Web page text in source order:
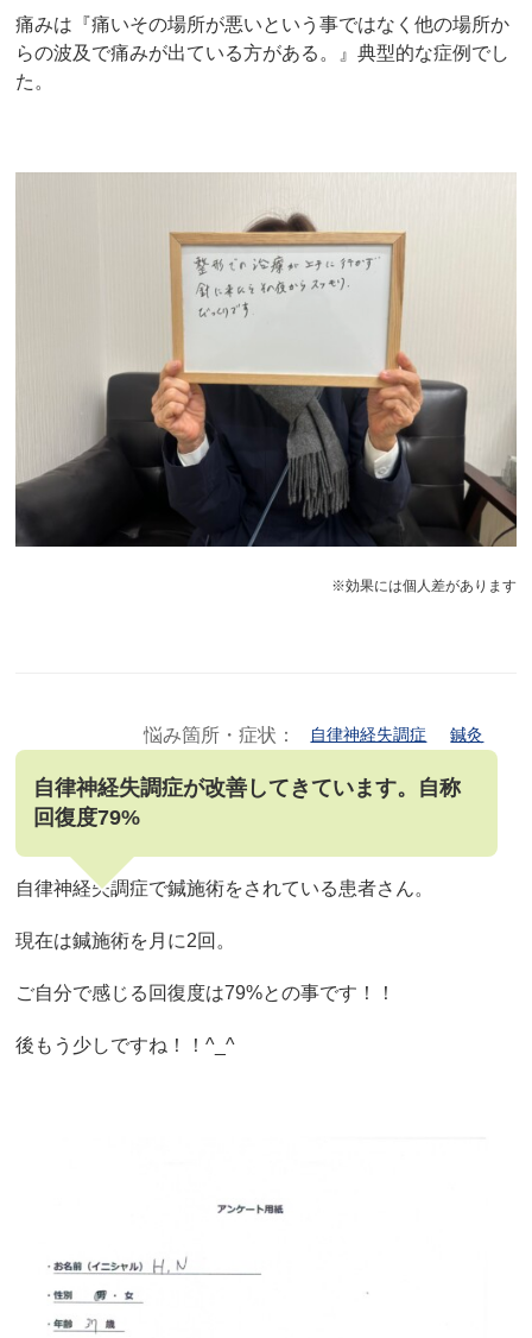
痛みは『痛いその場所が悪いという事ではなく他の場所か
らの波及で痛みが出ている方がある。』典型的な症例でし
た。
※効果には個人差があります
悩み箇所・症状： 自律神経失調症 鍼灸
自律神経失調症が改善してきています。自称
回復度79%
自律神経失調症で鍼施術をされている患者さん。
現在は鍼施術を月に2回。
ご自分で感じる回復度は79%との事です！！
後もう少しですね！！^_^